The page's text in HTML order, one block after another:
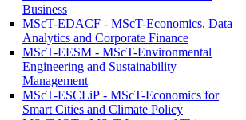
Business
MScT-EDACF - MScT-Economics, Data
Analytics and Corporate Finance
MScT-EESM - MScT-Environmental
Engineering and Sustainability
Management
MScT-ESCLiP - MScT-Economics for
Smart Cities and Climate Policy